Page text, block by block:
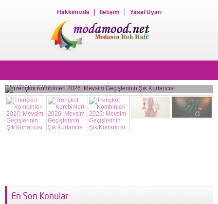
Hakkımızda İletişim Yasal Uyarı
Kurtarıcısı
En Son Konular